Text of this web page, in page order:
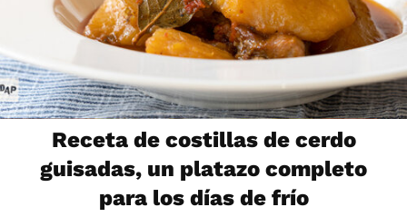
Receta de costillas de cerdo
guisadas, un platazo completo
para los días de frío